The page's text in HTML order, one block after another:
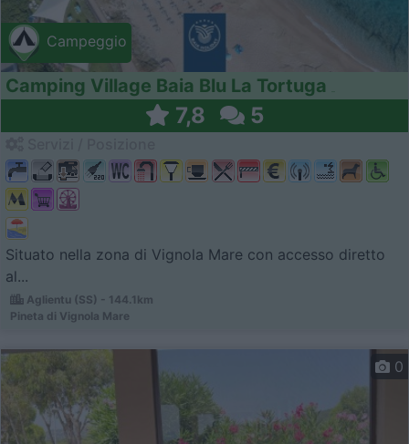
Campeggio
Camping Village Baia Blu La Tortuga
7,8 5
Situato nella zona di Vignola Mare con accesso diretto
al...
Aglientu (SS) - 144.1km
Pineta di Vignola Mare
0